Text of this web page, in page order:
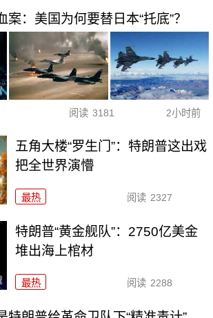
：美国为何要替日本“托底”？
阅读 3181 2小时前
五角大楼“罗生门”：特朗普这出戏
把全世界演懵
最热 阅读 2327
特朗普“黄金舰队”：2750亿美金
堆出海上棺材
最热 阅读 2288